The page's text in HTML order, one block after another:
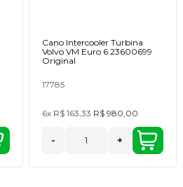
Cano Intercooler Turbina
Volvo VM Euro 6 23600699
Original
17785
6x R$ 163,33 R$ 980,00
- +